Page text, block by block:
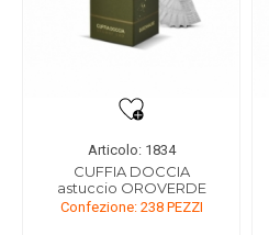
Articolo: 1834
CUFFIA DOCCIA
astuccio OROVERDE
Confezione: 238 PEZZI